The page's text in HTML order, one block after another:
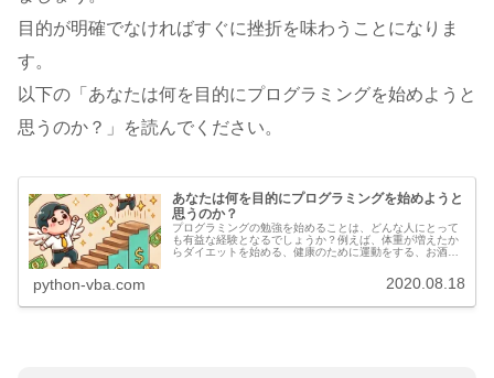
目的が明確でなければすぐに挫折を味わうことになりま
す。
以下の「あなたは何を目的にプログラミングを始めようと
思うのか？」を読んでください。
あなたは何を目的にプログラミングを始めようと
思うのか？
プログラミングの勉強を始めることは、どんな人にとって
も有益な経験となるでしょうか？例えば、体重が増えたか
らダイエットを始める、健康のために運動をする、お酒や
python-vba.com 2020.08.18